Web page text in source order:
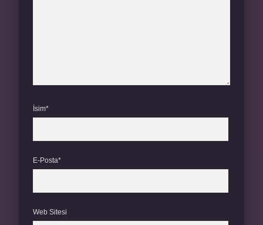
İsim*
E-Posta*
Web Sitesi